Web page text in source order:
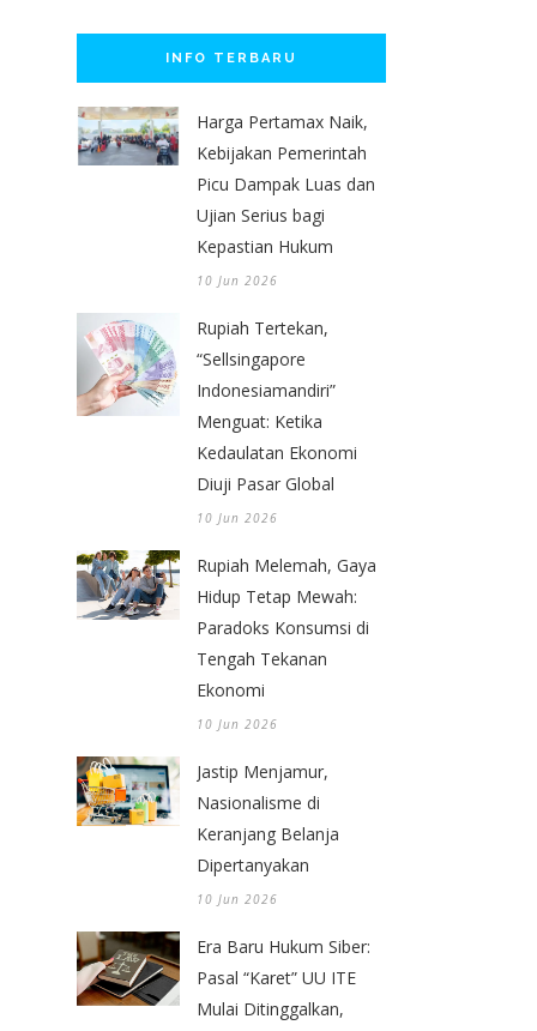
INFO TERBARU
Harga Pertamax Naik,
Kebijakan Pemerintah
Picu Dampak Luas dan
Ujian Serius bagi
Kepastian Hukum
10 Jun 2026
Rupiah Tertekan,
“Sellsingapore
Indonesiamandiri”
Menguat: Ketika
Kedaulatan Ekonomi
Diuji Pasar Global
10 Jun 2026
Rupiah Melemah, Gaya
Hidup Tetap Mewah:
Paradoks Konsumsi di
Tengah Tekanan
Ekonomi
10 Jun 2026
Jastip Menjamur,
Nasionalisme di
Keranjang Belanja
Dipertanyakan
10 Jun 2026
Era Baru Hukum Siber:
Pasal “Karet” UU ITE
Mulai Ditinggalkan,